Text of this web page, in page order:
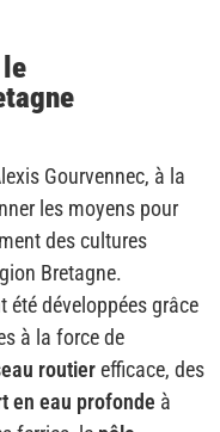
Gourvennec, à la
les moyens pour
des cultures
Bretagne.
été développées grâce
à la force de
routierefficace, des
en eau profonde à